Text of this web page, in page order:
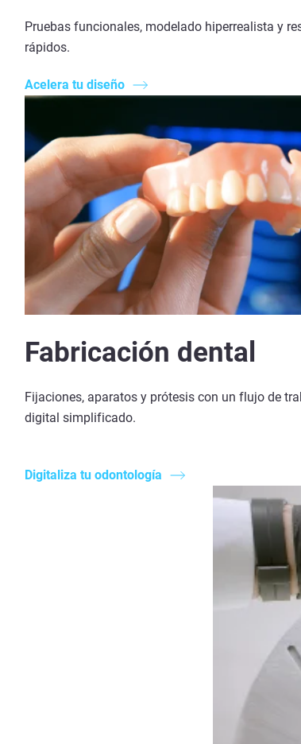
Pruebas funcionales, modelado hiperrealista y
rápidos.
Acelera tu diseño
Fabricación dental
Fijaciones, aparatos y prótesis con un flujo de
digital simplificado.
Digitaliza tu odontología